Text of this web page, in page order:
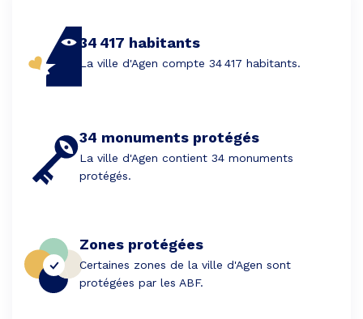
34 417 habitants
La ville d'Agen compte 34 417 habitants.
34 monuments protégés
La ville d'Agen contient 34 monuments
protégés.
Zones protégées
Certaines zones de la ville d'Agen sont
protégées par les ABF.